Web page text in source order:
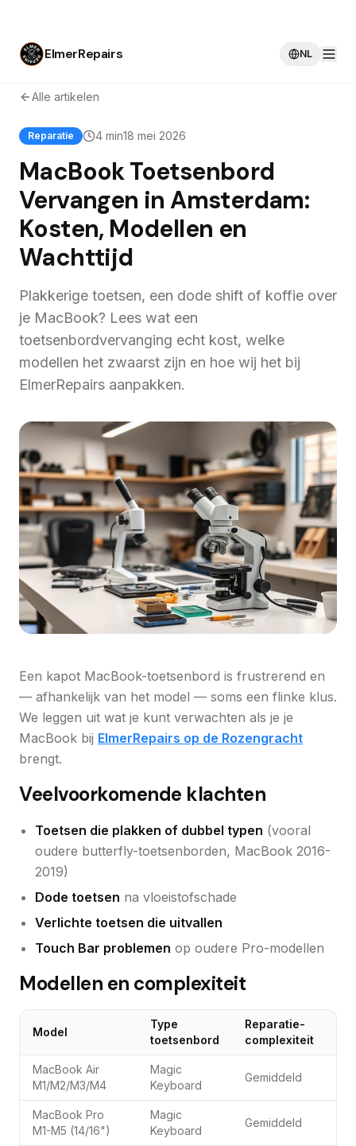
ElmerRepairs NL
Alle artikelen
Reparatie 4 min18 mei 2026
MacBook Toetsenbord
Vervangen in Amsterdam:
Kosten, Modellen en
Wachttijd
Plakkerige toetsen, een dode shift of koffie over
je MacBook? Lees wat een
toetsenbordvervanging echt kost, welke
modellen het zwaarst zijn en hoe wij het bij
ElmerRepairs aanpakken.
Een kapot MacBook-toetsenbord is frustrerend en
— afhankelijk van het model — soms een flinke klus.
We leggen uit wat je kunt verwachten als je je
MacBook bij ElmerRepairs op de Rozengracht
brengt.
Veelvoorkomende klachten
Toetsen die plakken of dubbel typen (vooral
oudere butterfly-toetsenborden, MacBook 2016-
2019)
Dode toetsen na vloeistofschade
Verlichte toetsen die uitvallen
Touch Bar problemen op oudere Pro-modellen
Modellen en complexiteit
Model
Type
toetsenbord
Reparatie-
complexiteit
MacBook Air
M1/M2/M3/M4
Magic
Keyboard
Gemiddeld
MacBook Pro
M1-M5 (14/16")
Magic
Keyboard
Gemiddeld